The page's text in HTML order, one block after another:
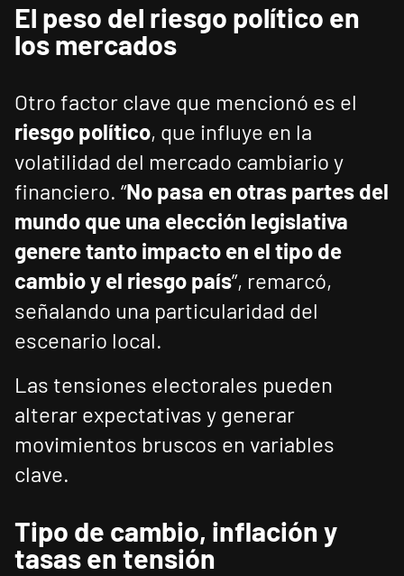
El peso del riesgo político en
los mercados
Otro factor clave que mencionó es el
riesgo político, que influye en la
volatilidad del mercado cambiario y
financiero. “No pasa en otras partes del
mundo que una elección legislativa
genere tanto impacto en el tipo de
cambio y el riesgo país”, remarcó,
señalando una particularidad del
escenario local.
Las tensiones electorales pueden
alterar expectativas y generar
movimientos bruscos en variables
clave.
Tipo de cambio, inflación y
tasas en tensión